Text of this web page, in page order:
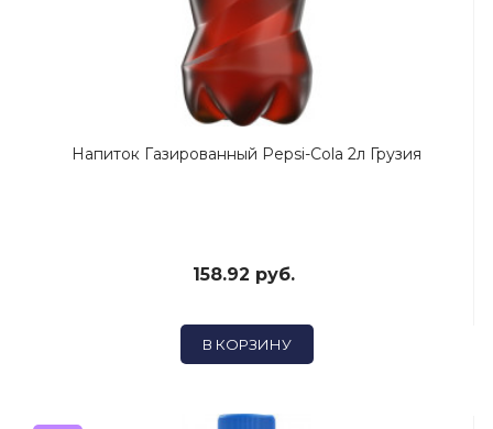
Напиток Газированный Pepsi-Cola 2л Грузия
158.92 руб.
В КОРЗИНУ